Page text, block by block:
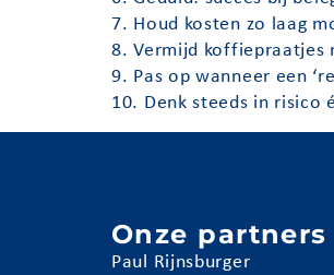
7. Houd kosten zo laag
8. Vermijd koffiepraatjes
9. Pas op wanneer een
10. Denk steeds in risico
Onze partners
Paul Rijnsburger